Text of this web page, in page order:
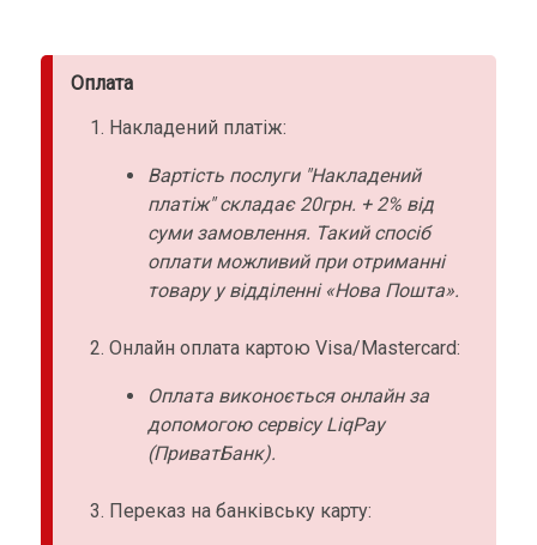
Оплата
Накладений платіж:
Вартість послуги "Накладений
платіж" складає 20грн. + 2% від
суми замовлення. Такий спосіб
оплати можливий при отриманні
товару у відділенні «Нова Пошта».
Онлайн оплата картою Visa/Mastercard:
Оплата виконоється онлайн за
допомогою сервісу LiqPay
(ПриватБанк).
Переказ на банківську карту: